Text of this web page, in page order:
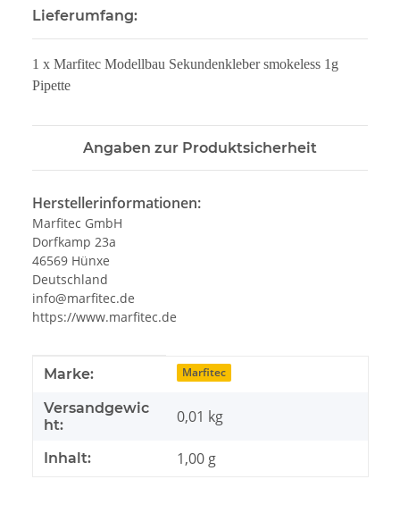
Lieferumfang:
1 x Marfitec Modellbau Sekundenkleber smokeless 1g
Pipette
Angaben zur Produktsicherheit
Herstellerinformationen:
Marfitec GmbH
Dorfkamp 23a
46569 Hünxe
Deutschland
info@marfitec.de
https://www.marfitec.de
Produkteigenschaft
Wert
Marke: Marfitec
Versandgewic
ht:
0,01 kg
Inhalt: 1,00 g